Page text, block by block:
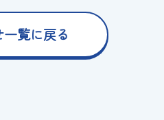
覧に戻る